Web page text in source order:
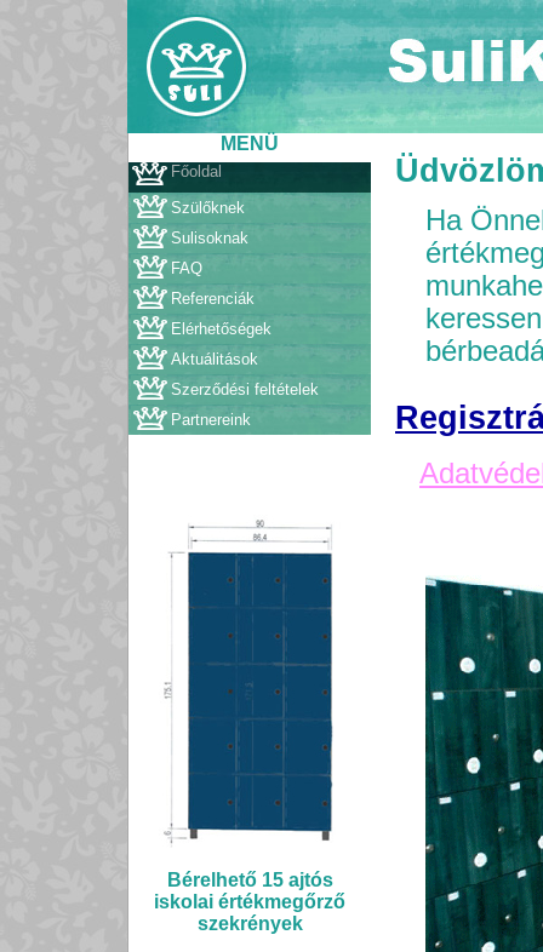
MENÜ
Főoldal
Szülőknek
Sulisoknak
FAQ
Referenciák
Elérhetőségek
Aktuálitások
Szerződési feltételek
Partnereink
Bérelhető 15 ajtós
iskolai értékmegőrző
szekrények
Ha